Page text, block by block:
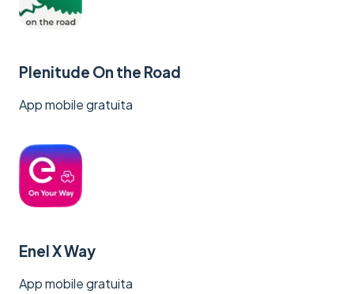
Plenitude On the Road
App mobile gratuita
Enel X Way
App mobile gratuita